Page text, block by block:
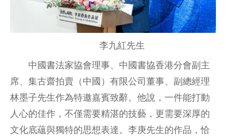
李九紅先生
中國書法家協會理事、中國書協香港分會副主
席、集古齋拍賣（中國）有限公司董事、副總經理
林墨子先生作為特邀嘉賓致辭。他說，一件能打動
人心的佳作，不僅需要精湛的技藝，更需要深厚的
文化底蘊與獨特的思想表達。李庚先生的作品，恰